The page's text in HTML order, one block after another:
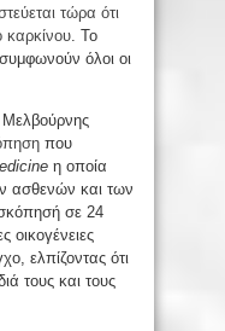
τώρα ότι
καρκίνου . Το
όλοι οι
Μελβούρνης
που
η οποία
ασθενών και των
σε 24
οικογένειες
ελπίζοντας ότι
τους και τους